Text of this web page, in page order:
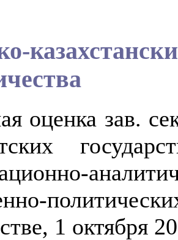
оценка зав.
1 октября